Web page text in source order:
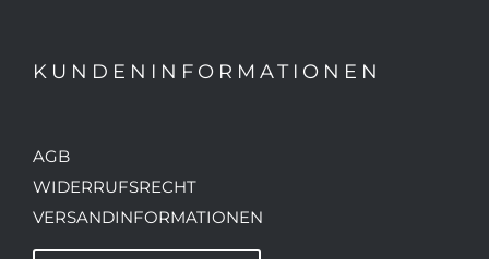
KUNDENINFORMATIONEN
AGB
WIDERRUFSRECHT
VERSANDINFORMATIONEN